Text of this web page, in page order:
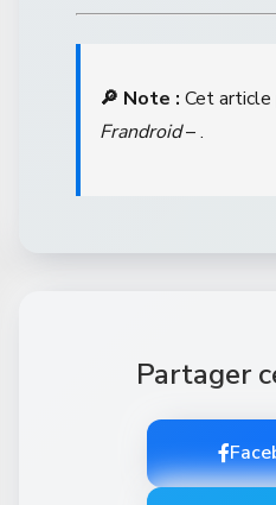
🔎 Note : Cet
Frandroid– .
Partager